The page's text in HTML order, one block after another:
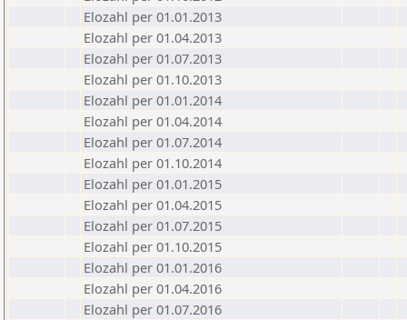
Elozahl per 01.01.2013
Elozahl per 01.04.2013
Elozahl per 01.07.2013
Elozahl per 01.10.2013
Elozahl per 01.01.2014
Elozahl per 01.04.2014
Elozahl per 01.07.2014
Elozahl per 01.10.2014
Elozahl per 01.01.2015
Elozahl per 01.04.2015
Elozahl per 01.07.2015
Elozahl per 01.10.2015
Elozahl per 01.01.2016
Elozahl per 01.04.2016
Elozahl per 01.07.2016